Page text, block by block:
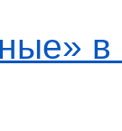
в